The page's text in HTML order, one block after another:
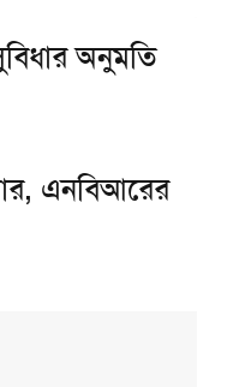
অনুমতি
এনবিআরের